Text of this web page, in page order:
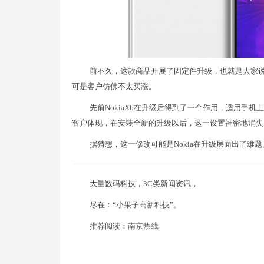
前不久，这款商品开展了固定件升级，也就是大家
可是客户仿佛不太买涨。
先前NokiaX6在升级后得到了一个作用，适用手机
客户体现，在安裝全新的升级以后，这一设置神密地消
据猜想，这一修改可能是Nokia在升级层面出了难
大量数码科技，3C类新闻资讯，
尽在：“小果子高新科技”。
推荐阅读： 南京热线